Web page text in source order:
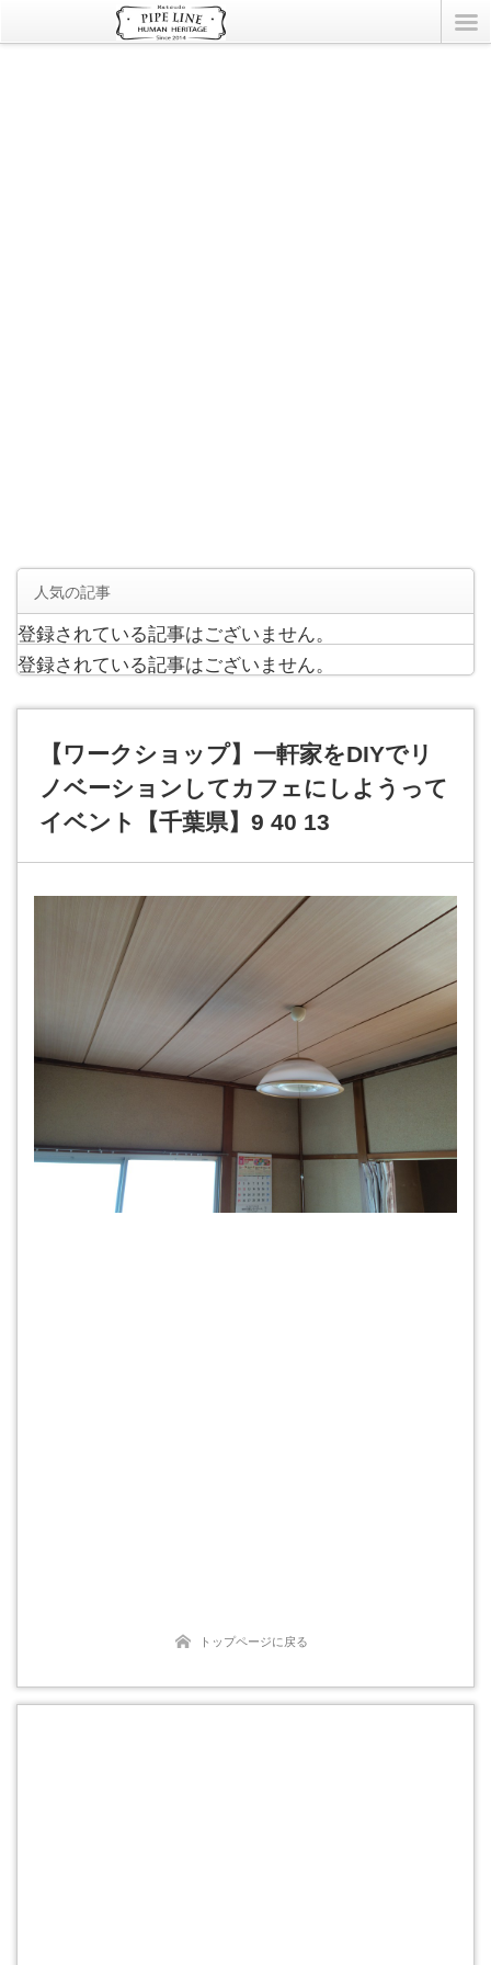
人気の記事
登録されている記事はございません。
登録されている記事はございません。
【ワークショップ】一軒家をDIYでリ
ノベーションしてカフェにしようって
イベント【千葉県】9 40 13
トップページに戻る